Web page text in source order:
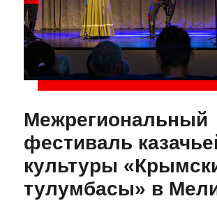
Межрегиональный
фестиваль
культуры
тулумбасы» в